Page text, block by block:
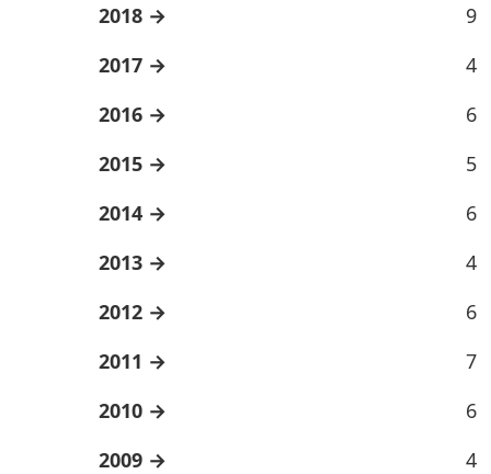
2018
9
2017
4
2016
6
2015
5
2014
6
2013
4
2012
6
2011
7
2010
6
2009
4